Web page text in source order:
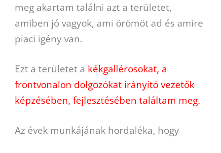
meg akartam találni azt a területet,
amiben jó vagyok, ami örömöt ad és amire
piaci igény van.
Ezt a területet a kékgallérosokat, a
frontvonalon dolgozókat irányító vezetők
képzésében, fejlesztésében találtam meg.
Az évek munkájának hordaléka, hogy